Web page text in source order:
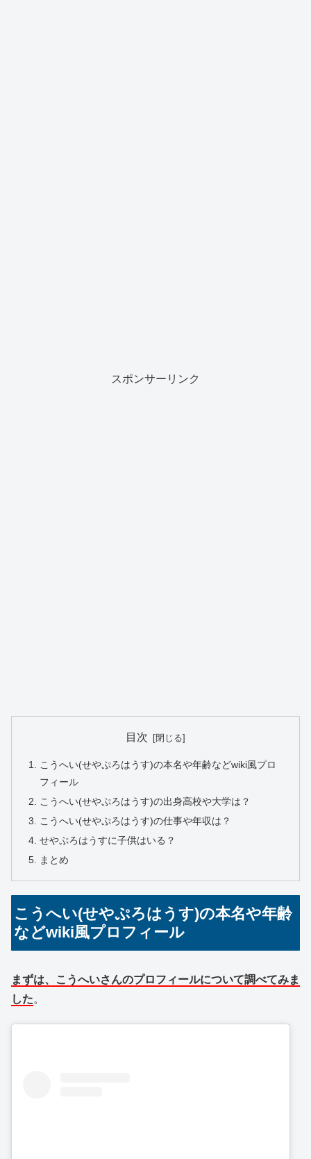
スポンサーリンク
目次
こうへい(せやぷろはうす)の本名や年齢などwiki風プロ
フィール
こうへい(せやぷろはうす)の出身高校や大学は？
こうへい(せやぷろはうす)の仕事や年収は？
せやぷろはうすに子供はいる？
まとめ
こうへい(せやぷろはうす)の本名や年齢
などwiki風プロフィール
まずは、こうへいさんのプロフィールについて調べてみま
した。